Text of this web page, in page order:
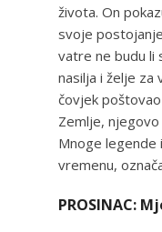
života. On
svoje
vatre ne budu li
nasilja i želje za
čovjek
Zemlje,
Mnoge
vremenu,
PROSINAC: